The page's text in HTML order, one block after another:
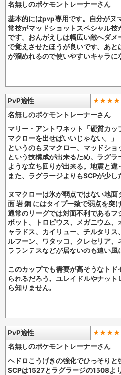
名無しのポケモントレーナーさん
基本的にはpvp専用です。自分がヌ
常技がマッドショットスペシャル技
です。おんがえしは幅広い敵へダメ
で覚えさせたほうが良いです、あと
が溜めれるので使いやすいキャラに
PvP適性 ★★★★
名無しのポケモントレーナーさん
マリー・アントワネット「硬質カッ
マクローを出せばいいじゃない。」
というのもヌマクロー、マッドシ
という技構成が出来るため、ラグ
ような立ち回りが出来る。地震と違
また、ラグラージよりもSCPが少し
ヌマクローは氷が弱点ではない地
面 岩 鋼 にはタイプ一致で弱点を突け
通常のリーグでは対面不利であるフ
ボット、トロピウス、メガニウム
ャラドス、カイリュー、チルタリ
ルフーン、ワタッコ、クレセリア、
ラランテスなどが居ないのも追い風
このカップでも需要が高そうなト
られるだろう。ユレイドルやナッ
ら知りません。
PvP適性
名無しのポケモントレーナーさん
ヘドロこうげきの強化でひっそりと
SCPは1527とラグラージの1508よ